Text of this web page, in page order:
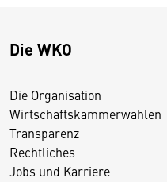
Die WKO
Die Organisation
Wirtschaftskammerwahlen
Transparenz
Rechtliches
Jobs und Karriere